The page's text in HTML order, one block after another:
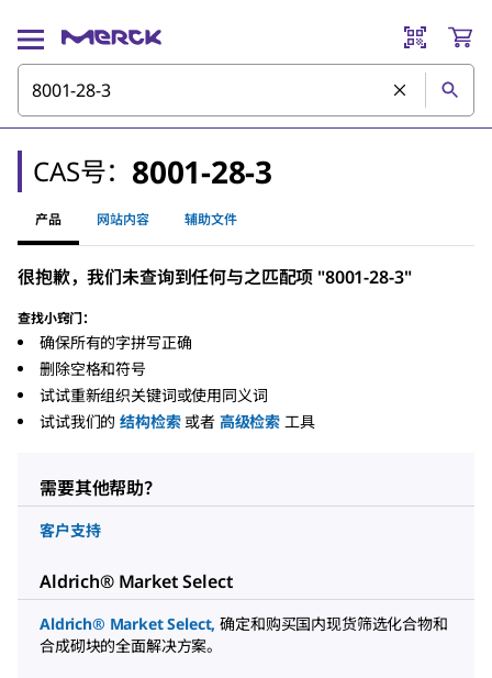
CAS号： 8001-28-3
产品 网站内容 辅助文件
很抱歉，我们未查询到任何与之匹配项 "8001-28-3"
查找小窍门：
确保所有的字拼写正确
删除空格和符号
试试重新组织关键词或使用同义词
试试我们的 结构检索 或者 高级检索 工具
需要其他帮助？
客户支持
Aldrich® Market Select
Aldrich® Market Select, 确定和购买国内现货筛选化合物和
合成砌块的全面解决方案。